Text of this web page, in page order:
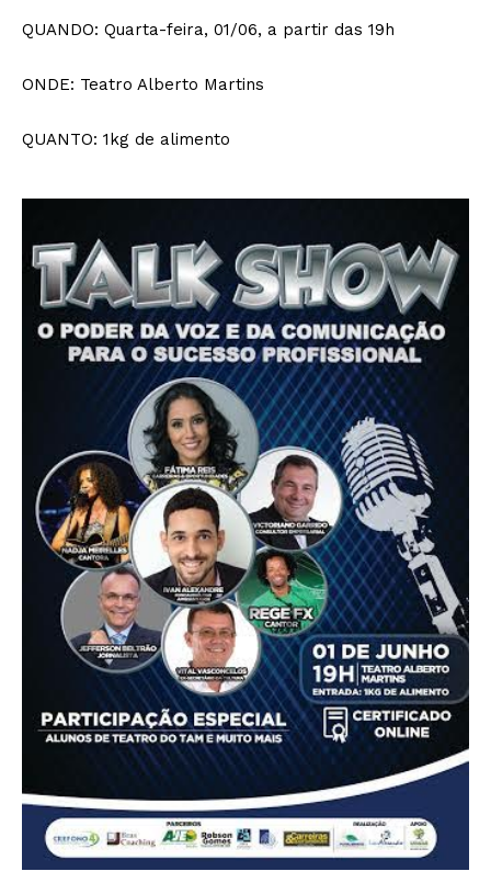
QUANDO: Quarta-feira, 01/06, a partir das 19h
ONDE: Teatro Alberto Martins
QUANTO: 1kg de alimento